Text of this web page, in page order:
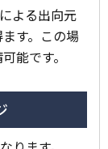
よる出向元
す。この場
能です。